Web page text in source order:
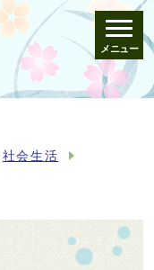
メニュー
社会生活